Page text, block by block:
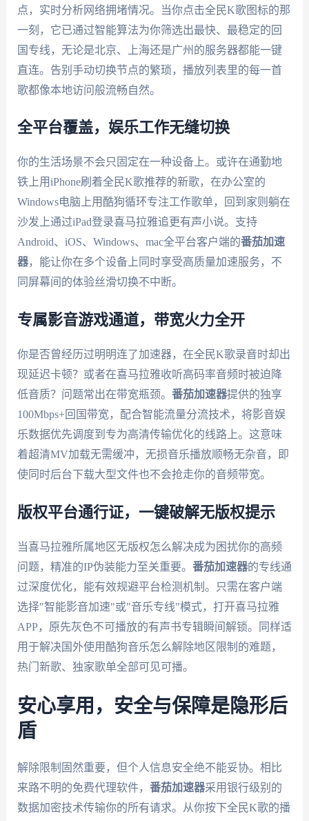
点，实时分析网络拥堵情况。当你点击全民K歌图标的那
一刻，它已通过智能算法为你筛选出最快、最稳定的回
国专线，无论是北京、上海还是广州的服务器都能一键
直连。告别手动切换节点的繁琐，播放列表里的每一首
歌都像本地访问般流畅自然。
全平台覆盖，娱乐工作无缝切换
你的生活场景不会只固定在一种设备上。或许在通勤地
铁上用iPhone刷着全民K歌推荐的新歌，在办公室的
Windows电脑上用酷狗循环专注工作歌单，回到家则躺在
沙发上通过iPad登录喜马拉雅追更有声小说。支持
Android、iOS、Windows、mac全平台客户端的番茄加速
器，能让你在多个设备上同时享受高质量加速服务，不
同屏幕间的体验丝滑切换不中断。
专属影音游戏通道，带宽火力全开
你是否曾经历过明明连了加速器，在全民K歌录音时却出
现延迟卡顿？或者在喜马拉雅收听高码率音频时被迫降
低音质？问题常出在带宽瓶颈。 番茄加速器提供的独享
100Mbps+回国带宽，配合智能流量分流技术，将影音娱
乐数据优先调度到专为高清传输优化的线路上。这意味
着超清MV加载无需缓冲，无损音乐播放顺畅无杂音，即
使同时后台下载大型文件也不会抢走你的音频带宽。
版权平台通行证，一键破解无版权提示
当喜马拉雅所属地区无版权怎么解决成为困扰你的高频
问题，精准的IP伪装能力至关重要。 番茄加速器的专线通
过深度优化，能有效规避平台检测机制。只需在客户端
选择"智能影音加速"或"音乐专线"模式，打开喜马拉雅
APP，原先灰色不可播放的有声书专辑瞬间解锁。同样适
用于解决国外使用酷狗音乐怎么解除地区限制的难题，
热门新歌、独家歌单全部可见可播。
安心享用，安全与保障是隐形后
盾
解除限制固然重要，但个人信息安全绝不能妥协。相比
来路不明的免费代理软件， 番茄加速器采用银行级别的
数据加密技术传输你的所有请求。从你按下全民K歌的播